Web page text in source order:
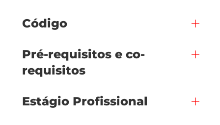
Código
Pré-requisitos e co-
requisitos
Estágio Profissional